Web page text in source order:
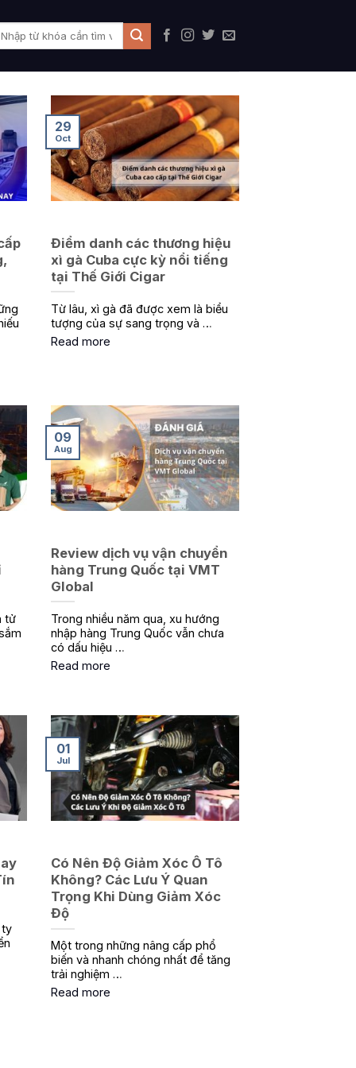
Điểm danh các thương hiệu
xì gà Cuba cực kỳ nổi tiếng
tại Thế Giới Cigar
Từ lâu, xì gà đã được xem là biểu
tượng của sự sang trọng và …
Read more
29
Oct
tử
Review dịch vụ vận chuyển
hàng Trung Quốc tại VMT
Global
Trong nhiều năm qua, xu hướng
nhập hàng Trung Quốc vẫn chưa
có dấu hiệu …
Read more
09
Aug
Có Nên Độ Giảm Xóc Ô Tô
Không? Các Lưu Ý Quan
Trọng Khi Dùng Giảm Xóc
Độ
Một trong những nâng cấp phổ
biến và nhanh chóng nhất để tăng
trải nghiệm …
Read more
01
Jul